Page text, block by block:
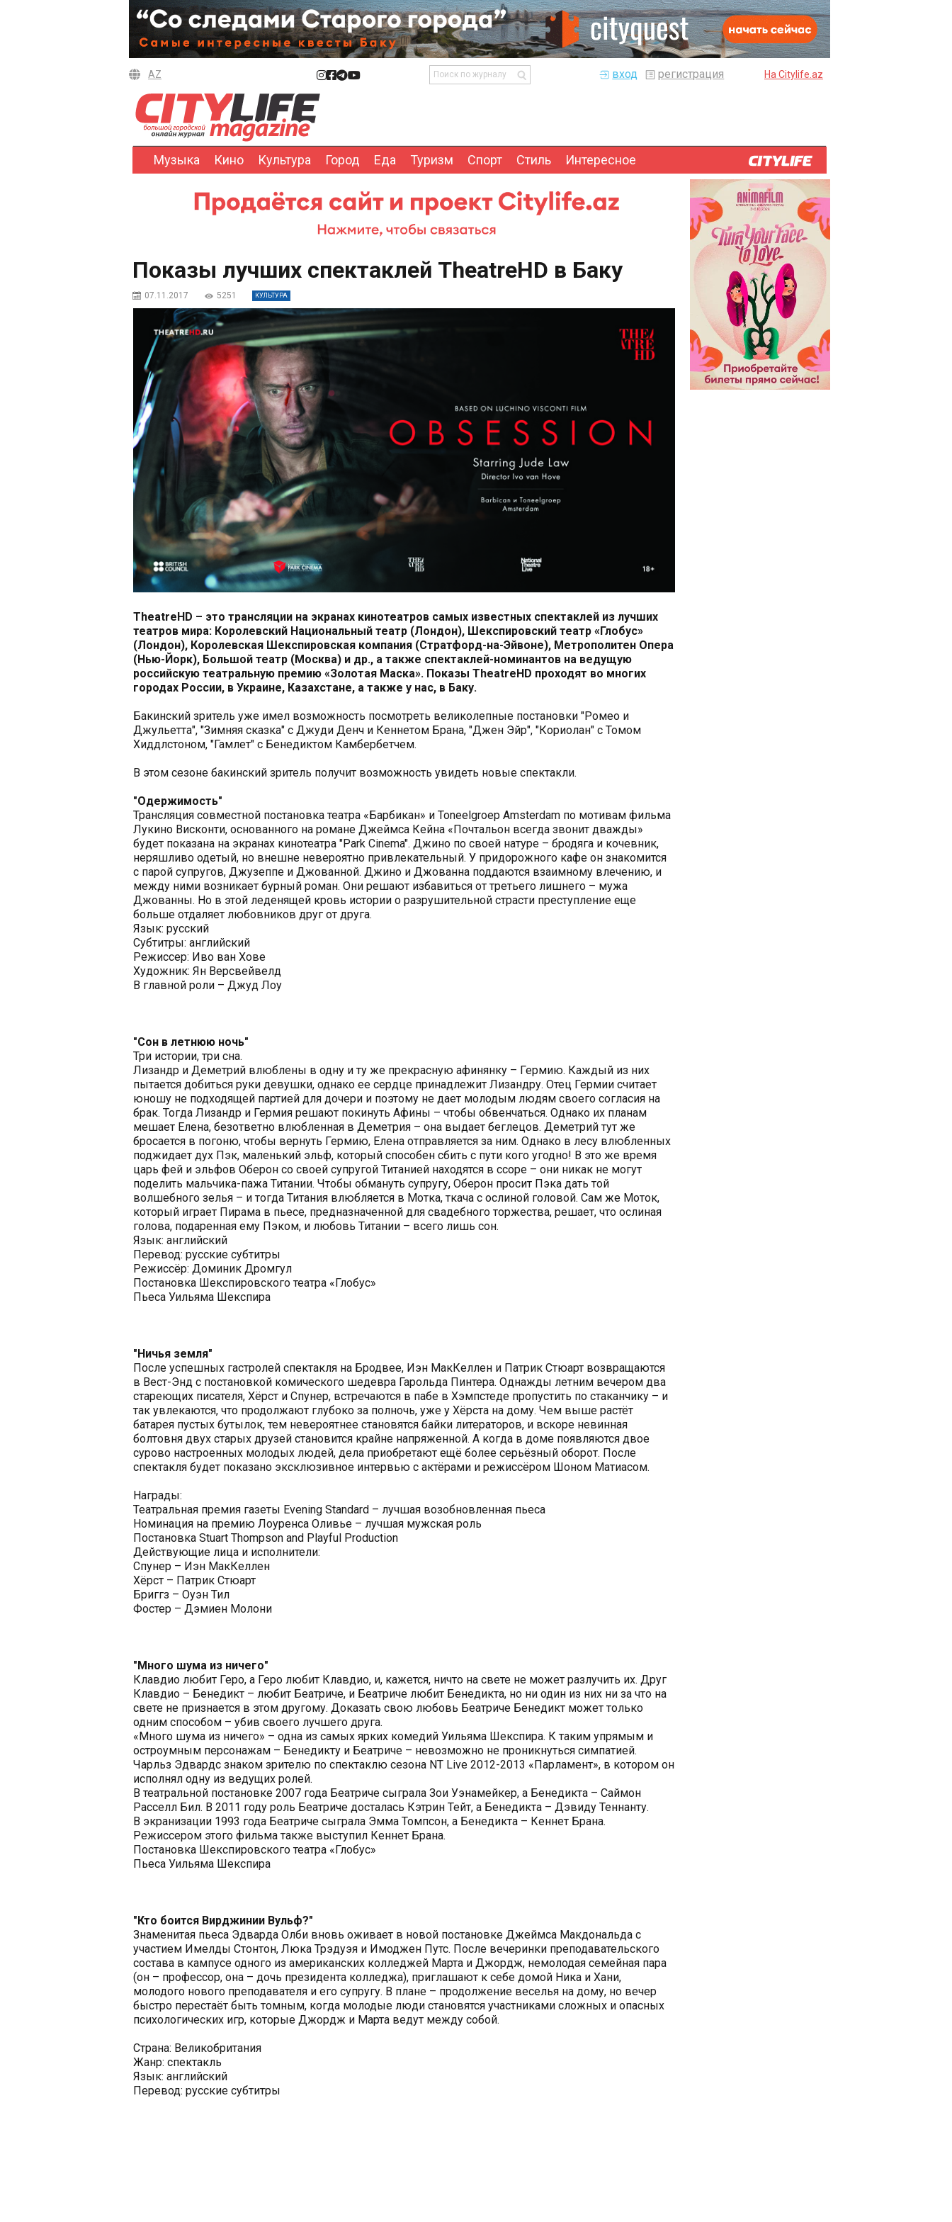
AZ регистрация
вход На Citylife.az
Музыка Кино Культура Город Еда Туризм Спорт Стиль Интересное
Показы лучших спектаклей TheatreHD в Баку
07.11.2017 5251 КУЛЬТУРА
TheatreHD – это трансляции на экранах кинотеатров самых известных спектаклей из лучших
театров мира: Королевский Национальный театр (Лондон), Шекспировский театр «Глобус»
(Лондон), Королевская Шекспировская компания (Стратфорд-на-Эйвоне), Метрополитен Опера
(Нью-Йорк), Большой театр (Москва) и др., а также спектаклей-номинантов на ведущую
российскую театральную премию «Золотая Маска». Показы TheatreHD проходят во многих
городах России, в Украине, Казахстане, а также у нас, в Баку.
Бакинский зритель уже имел возможность посмотреть великолепные постановки "Ромео и
Джульетта", "Зимняя сказка" с Джуди Денч и Кеннетом Брана, "Джен Эйр", "Кориолан" с Томом
Хиддлстоном, "Гамлет" с Бенедиктом Камбербетчем.
В этом сезоне бакинский зритель получит возможность увидеть новые спектакли.
"Одержимость"
Трансляция совместной постановка театра «Барбикан» и Toneelgroep Amsterdam по мотивам фильма
Лукино Висконти, основанного на романе Джеймса Кейна «Почтальон всегда звонит дважды»
будет показана на экранах кинотеатра "Park Cinema". Джино по своей натуре – бродяга и кочевник,
неряшливо одетый, но внешне невероятно привлекательный. У придорожного кафе он знакомится
с парой супругов, Джузеппе и Джованной. Джино и Джованна поддаются взаимному влечению, и
между ними возникает бурный роман. Они решают избавиться от третьего лишнего – мужа
Джованны. Но в этой леденящей кровь истории о разрушительной страсти преступление еще
больше отдаляет любовников друг от друга.
Язык: русский
Субтитры: английский
Режиссер: Иво ван Хове
Художник: Ян Версвейвелд
В главной роли – Джуд Лоу
"Сон в летнюю ночь"
Три истории, три сна.
Лизандр и Деметрий влюблены в одну и ту же прекрасную афинянку – Гермию. Каждый из них
пытается добиться руки девушки, однако ее сердце принадлежит Лизандру. Отец Гермии считает
юношу не подходящей партией для дочери и поэтому не дает молодым людям своего согласия на
брак. Тогда Лизандр и Гермия решают покинуть Афины – чтобы обвенчаться. Однако их планам
мешает Елена, безответно влюбленная в Деметрия – она выдает беглецов. Деметрий тут же
бросается в погоню, чтобы вернуть Гермию, Елена отправляется за ним. Однако в лесу влюбленных
поджидает дух Пэк, маленький эльф, который способен сбить с пути кого угодно! В это же время
царь фей и эльфов Оберон со своей супругой Титанией находятся в ссоре – они никак не могут
поделить мальчика-пажа Титании. Чтобы обмануть супругу, Оберон просит Пэка дать той
волшебного зелья – и тогда Титания влюбляется в Мотка, ткача с ослиной головой. Сам же Моток,
который играет Пирама в пьесе, предназначенной для свадебного торжества, решает, что ослиная
голова, подаренная ему Пэком, и любовь Титании – всего лишь сон.
Язык: английский
Перевод: русские субтитры
Режиссёр: Доминик Дромгул
Постановка Шекспировского театра «Глобус»
Пьеса Уильяма Шекспира
"Ничья земля"
После успешных гастролей спектакля на Бродвее, Иэн МакКеллен и Патрик Стюарт возвращаются
в Вест-Энд с постановкой комического шедевра Гарольда Пинтера. Однажды летним вечером два
стареющих писателя, Хёрст и Спунер, встречаются в пабе в Хэмпстеде пропустить по стаканчику – и
так увлекаются, что продолжают глубоко за полночь, уже у Хёрста на дому. Чем выше растёт
батарея пустых бутылок, тем невероятнее становятся байки литераторов, и вскоре невинная
болтовня двух старых друзей становится крайне напряженной. А когда в доме появляются двое
сурово настроенных молодых людей, дела приобретают ещё более серьёзный оборот. После
спектакля будет показано эксклюзивное интервью с актёрами и режиссёром Шоном Матиасом.
Награды:
Театральная премия газеты Evening Standard – лучшая возобновленная пьеса
Номинация на премию Лоуренса Оливье – лучшая мужская роль
Постановка Stuart Thompson and Playful Production
Действующие лица и исполнители:
Спунер – Иэн МакКеллен
Хёрст – Патрик Стюарт
Бриггз – Оуэн Тил
Фостер – Дэмиен Молони
"Много шума из ничего"
Клавдио любит Геро, а Геро любит Клавдио, и, кажется, ничто на свете не может разлучить их. Друг
Клавдио – Бенедикт – любит Беатриче, и Беатриче любит Бенедикта, но ни один из них ни за что на
свете не признается в этом другому. Доказать свою любовь Беатриче Бенедикт может только
одним способом – убив своего лучшего друга.
«Много шума из ничего» – одна из самых ярких комедий Уильяма Шекспира. К таким упрямым и
остроумным персонажам – Бенедикту и Беатриче – невозможно не проникнуться симпатией.
Чарльз Эдвардс знаком зрителю по спектаклю сезона NT Live 2012-2013 «Парламент», в котором он
исполнял одну из ведущих ролей.
В театральной постановке 2007 года Беатриче сыграла Зои Уэнамейкер, а Бенедикта – Саймон
Расселл Бил. В 2011 году роль Беатриче досталась Кэтрин Тейт, а Бенедикта – Дэвиду Теннанту.
В экранизации 1993 года Беатриче сыграла Эмма Томпсон, а Бенедикта – Кеннет Брана.
Режиссером этого фильма также выступил Кеннет Брана.
Постановка Шекспировского театра «Глобус»
Пьеса Уильяма Шекспира
"Кто боится Вирджинии Вульф?"
Знаменитая пьеса Эдварда Олби вновь оживает в новой постановке Джеймса Макдональда с
участием Имелды Стонтон, Люка Трэдуэя и Имоджен Путс. После вечеринки преподавательского
состава в кампусе одного из американских колледжей Марта и Джордж, немолодая семейная пара
(он – профессор, она – дочь президента колледжа), приглашают к себе домой Ника и Хани,
молодого нового преподавателя и его супругу. В плане – продолжение веселья на дому, но вечер
быстро перестаёт быть томным, когда молодые люди становятся участниками сложных и опасных
психологических игр, которые Джордж и Марта ведут между собой.
Страна: Великобритания
Жанр: спектакль
Язык: английский
Перевод: русские субтитры